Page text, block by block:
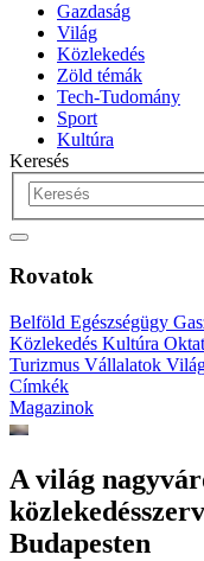
Gazdaság
Világ
Közlekedés
Zöld témák
Tech-Tudomány
Sport
Kultúra
Keresés
Rovatok
Belföld Egészségügy
Közlekedés Kultúra
Turizmus Vállalatok
Címkék
Magazinok
A világ
Budapesten